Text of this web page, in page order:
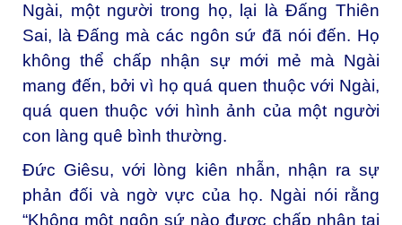
Ngài, một người trong họ, lại là Đấng Thiên
Sai, là Đấng mà các ngôn sứ đã nói đến. Họ
không thể chấp nhận sự mới mẻ mà Ngài
mang đến, bởi vì họ quá quen thuộc với Ngài,
quá quen thuộc với hình ảnh của một người
con làng quê bình thường.
Đức Giêsu, với lòng kiên nhẫn, nhận ra sự
phản đối và ngờ vực của họ. Ngài nói rằng
“Không một ngôn sứ nào được chấp nhận tại